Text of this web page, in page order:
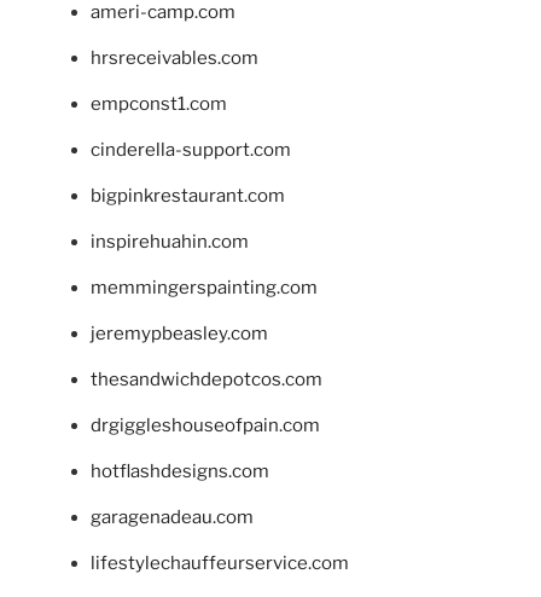
ameri-camp.com
hrsreceivables.com
empconst1.com
cinderella-support.com
bigpinkrestaurant.com
inspirehuahin.com
memmingerspainting.com
jeremypbeasley.com
thesandwichdepotcos.com
drgiggleshouseofpain.com
hotflashdesigns.com
garagenadeau.com
lifestylechauffeurservice.com